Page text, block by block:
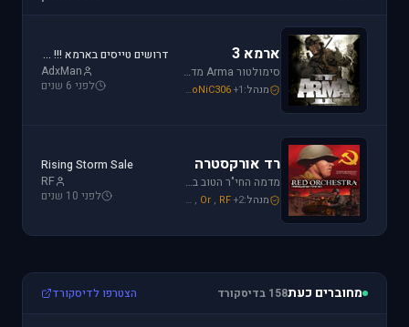
ארמא 3
סימולטור Arma מדמה את לוחמת שדה הקרב ברמה ריאליסטית גבוהה. בנוסף, ארמא משלב בין לוחמה אווירית ללוחמת שדה קרקעית.
מנהל: galzohar SoNiC306+1
דרושים טייסים בארמא !!! Sayeret Matkal Clan
AdxMan
לפני 6 שנים
רד אורקסטרה
מדמה החי"ר הטוב ביותר שיצא למלחמת העולם השנייה. המשחק היחידי שמחזיר אותך לחזית המזרחית. כולל לוחמת חי"ר ושריון.
מנהל: Mike_69th , Or , RF+2
Rising Storm Sale
RF
לפני 10 שנים
מחוברים כעת158 בדיסקורד הצטרפו לדיסקורד